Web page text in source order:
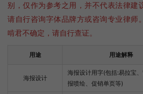
别，仅作为参考之用，并不代表法律建
请自行咨询字体品牌方或咨询专业律师
啃君不确定，请自行查证。
用途 用途解释
海报设计
海报设计用字(包括:易拉宝
报喷绘、促销单页等)